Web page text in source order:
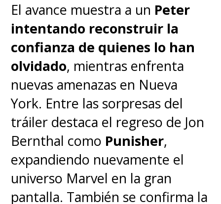
El avance muestra a un Peter
intentando reconstruir la
confianza de quienes lo han
olvidado, mientras enfrenta
nuevas amenazas en Nueva
York. Entre las sorpresas del
tráiler destaca el regreso de Jon
Bernthal como Punisher,
expandiendo nuevamente el
universo Marvel en la gran
pantalla. También se confirma la